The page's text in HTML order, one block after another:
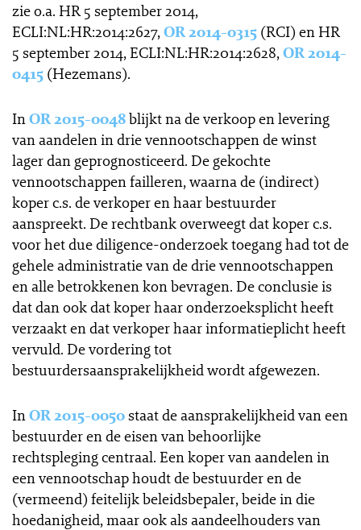
zie o.a. HR 5 september 2014,
ECLI:NL:HR:2014:2627, OR 2014-0315 (RCI) en HR
5 september 2014, ECLI:NL:HR:2014:2628, OR 2014-
0415 (Hezemans).
InOR 2015-0048blijkt na de verkoop en levering
van aandelen in drie vennootschappen de winst
lager dan geprognosticeerd. De gekochte
vennootschappen failleren, waarna de (indirect)
koper c.s. de verkoper en haar bestuurder
aanspreekt. De rechtbank overweegt dat koper c.s.
voor het due diligence-onderzoek toegang had tot de
gehele administratie van de drie vennootschappen
en alle betrokkenen kon bevragen. De conclusie is
dat dan ook dat koper haar onderzoeksplicht heeft
verzaakt en dat verkoper haar informatieplicht heeft
vervuld. De vordering tot
bestuurdersaansprakelijkheid wordt afgewezen.
InOR 2015-0050staat de aansprakelijkheid van een
bestuurder en de eisen van behoorlijke
rechtspleging centraal. Een koper van aandelen in
een vennootschap houdt de bestuurder en de
(vermeend) feitelijk beleidsbepaler, beide in die
hoedanigheid, maar ook als aandeelhouders van